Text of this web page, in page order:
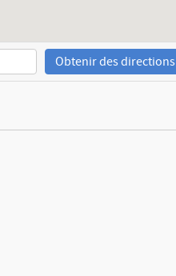
Obtenir des directions